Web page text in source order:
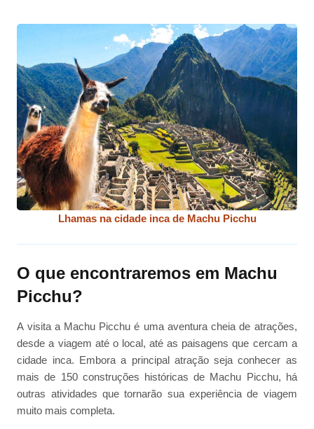
Lhamas na cidade inca de Machu Picchu
O que encontraremos em Machu
Picchu?
A visita a Machu Picchu é uma aventura cheia de atrações,
desde a viagem até o local, até as paisagens que cercam a
cidade inca. Embora a principal atração seja conhecer as
mais de 150 construções históricas de Machu Picchu, há
outras atividades que tornarão sua experiência de viagem
muito mais completa.